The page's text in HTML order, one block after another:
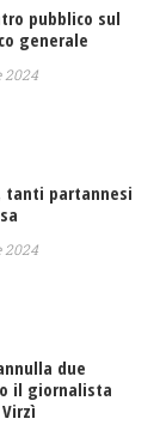
pubblico sul
generale
2024
tanti partannesi
2024
due
il giornalista